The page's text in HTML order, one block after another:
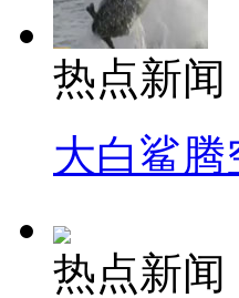
热点新闻
大白鲨腾
热点新闻